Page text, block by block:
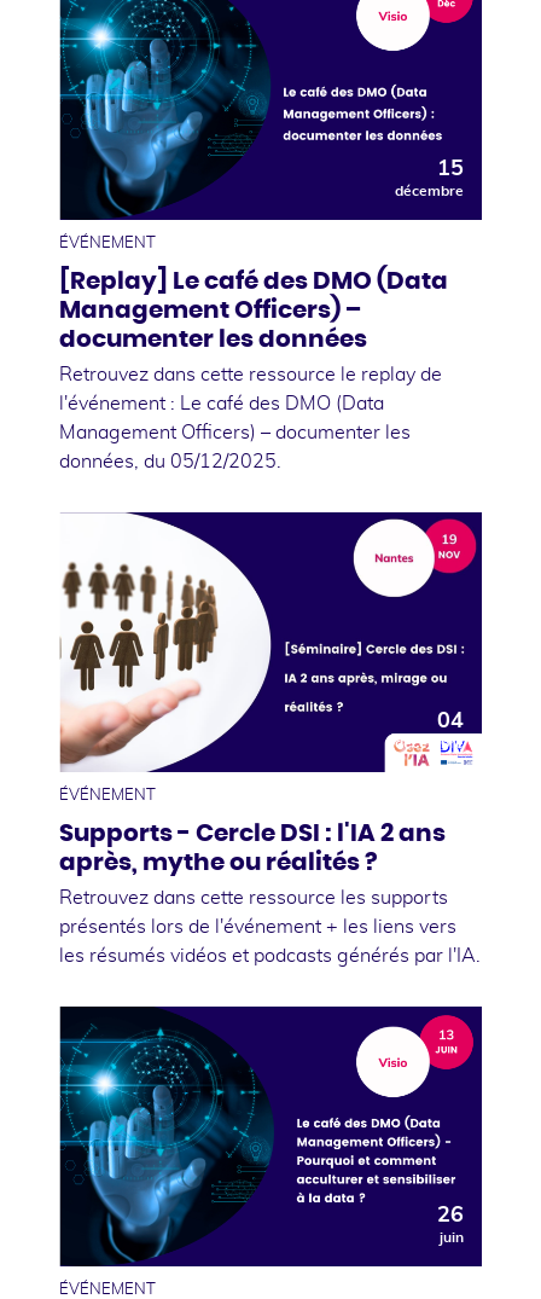
15
décembre
ÉVÉNEMENT
[Replay] Le café des DMO (Data
Management Officers) –
documenter les données
Retrouvez dans cette ressource le replay de
l'événement : Le café des DMO (Data
Management Officers) – documenter les
données, du 05/12/2025.
04
décembre
ÉVÉNEMENT
Supports - Cercle DSI : l'IA 2 ans
après, mythe ou réalités ?
Retrouvez dans cette ressource les supports
présentés lors de l'événement + les liens vers
les résumés vidéos et podcasts générés par l'IA.
26
juin
ÉVÉNEMENT